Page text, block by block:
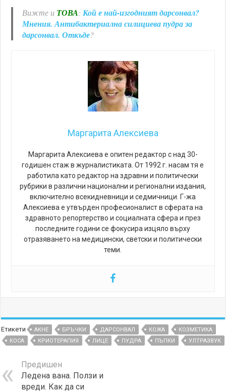
Вижте и ТОВА: Кой е най-изгодният дарсонвал?
Мнения. Антибактериална силициева пудра за
дарсонвал. Откъде?
Маргарита Алексиева
Маргарита Алексиева е опитен редактор с над 30-
годишен стаж в журналистиката. От 1992 г. насам тя е
работила като редактор на здравни и политически
рубрики в различни национални и регионални издания,
включително всекидневници и седмичници. Г-жа
Алексиева е утвърден професионалист в сферата на
здравното репортерство и социалната сфера и през
последните години се фокусира изцяло върху
отразяването на медицински, светски и политически
теми.
Етикети АКНЕ БРЪЧКИ ДАРСОНВАЛ КОЖА
КОЗМЕТИКА
КОСА
КРИОТЕРАПИЯ ЛИЦЕ ПУДРА ПЪПКИ УЛТРАЗВУК
Предишен
Ледена вана. Ползи и
вреди. Как да си